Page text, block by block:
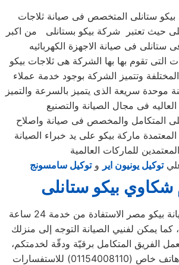
بيكو ستانلى المتخصص فى صيانة ثلاجات
حيث تعتبر شركة بيكو بستانلى من اكبر
التى تقوم بها بها الشركة هى ثلاجات بيكو
المختلفة وتتميز الشركة بوجود خدمة عملاء
موحدة سريعة الذى يتميز بالسرعة والتميز
العاليه فى مجال الصيانة والتصنيع
المتكامل والمخصص فى صيانة واصلاح
المعتمدة ماركة بيكو على يد خبراء الصيانة
توكيل يونيون اير وتوكيل سامسونج
شكاوي بيكو ستانلى
تتيح لك مراكز صيانة بيكو مصر الاستفادة من خدمة 24 ساعة
يمكن لفنيي الصيانة التوجه إلى منزلك
الفريق المتكامل برقيّة ودقّة لخدمتكم،
ويوجد لدينا رقم هاتف خاص (01154008110) للاستفسارات